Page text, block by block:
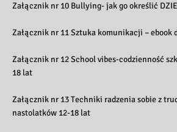
Załącznik nr 10 Bullying- jak go określić
Załącznik nr 11 Sztuka komunikacji – ebook
Załącznik nr 12 School vibes-codzienność
18 lat
Załącznik nr 13 Techniki radzenia sobie z
nastolatków 12-18 lat